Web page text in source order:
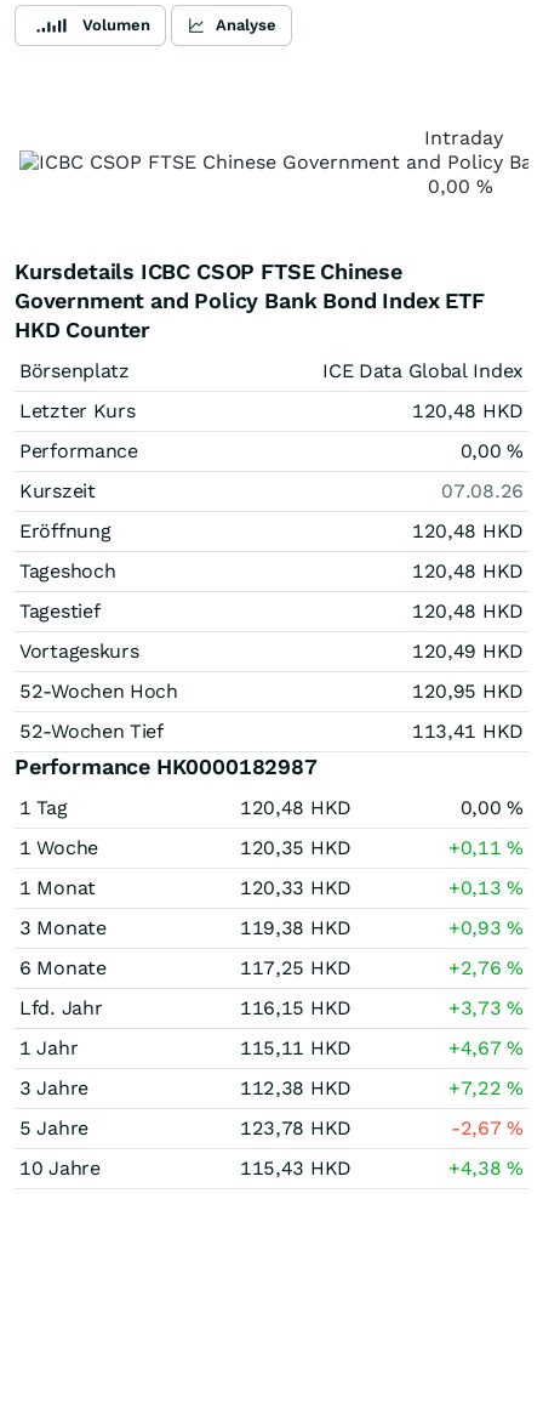
Volumen Analyse
Intraday
0,00 %
Kursdetails ICBC CSOP FTSE Chinese
Government and Policy Bank Bond Index ETF
HKD Counter
Börsenplatz
ICE Data Global Index
Letzter Kurs
120,48 HKD
Performance
0,00%
Kurszeit
07.08.26
Eröffnung
120,48 HKD
Tageshoch
120,48 HKD
Tagestief
120,48 HKD
Vortageskurs
120,49 HKD
52-Wochen Hoch
120,95 HKD
52-Wochen Tief
113,41 HKD
Performance HK0000182987
1 Tag 120,48 HKD 0,00%
1 Woche
120,35 HKD +0,11%
1 Monat
120,33 HKD +0,13%
3 Monate
119,38 HKD +0,93%
6 Monate
117,25 HKD +2,76%
Lfd. Jahr
116,15 HKD +3,73%
1 Jahr
115,11 HKD +4,67%
3 Jahre
112,38 HKD +7,22%
5 Jahre
123,78 HKD -2,67%
10 Jahre
115,43 HKD +4,38%